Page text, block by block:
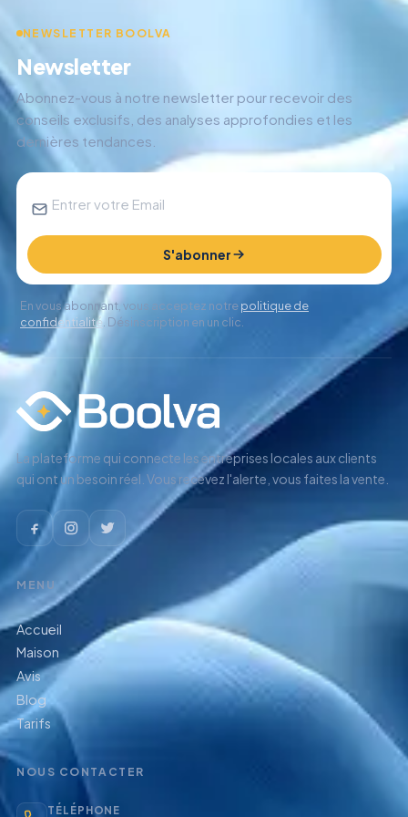
NEWSLETTER BOOLVA
Newsletter
Abonnez-vous à notre newsletter pour recevoir des
conseils exclusifs, des analyses approfondies et les
dernières tendances.
S'abonner
En vous abonnant, vous acceptez notrepolitique de
confidentialité. Désinscription en un clic.
La plateforme qui connecte les entreprises locales aux clients
qui ont un besoin réel. Vous recevez l'alerte, vous faites la vente.
MENU
Accueil
Maison
Avis
Blog
Tarifs
NOUS CONTACTER
TÉLÉPHONE